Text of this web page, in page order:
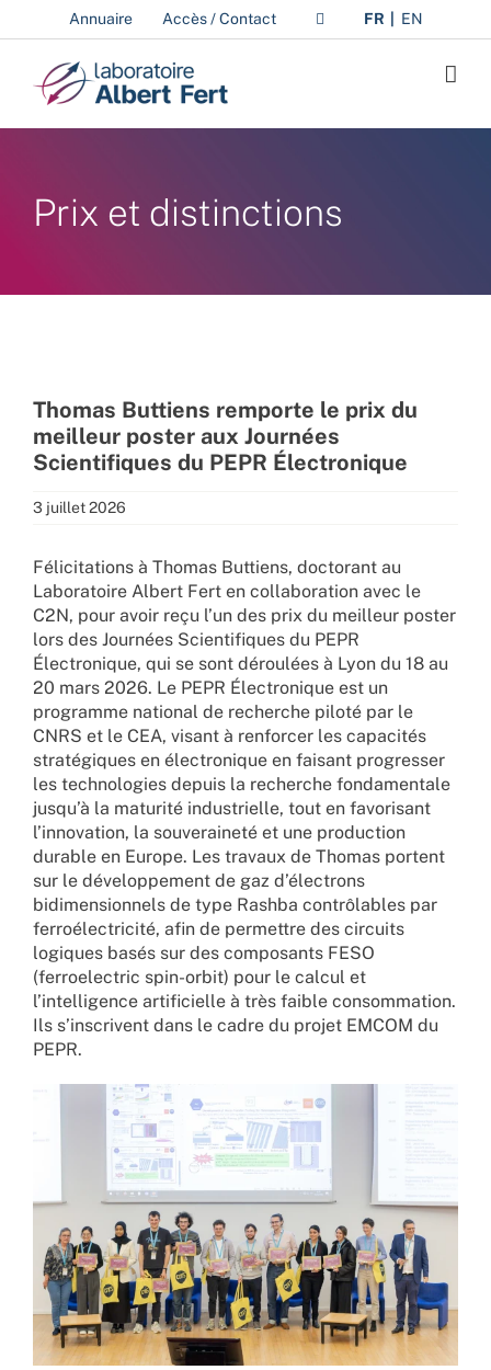
au
contenu
Annuaire Accès / Contact FR EN
Prix et distinctions
Thomas Buttiens remporte le prix du
meilleur poster aux Journées
Scientifiques du PEPR Électronique
3 juillet 2026
Félicitations à Thomas Buttiens, doctorant au
Laboratoire Albert Fert en collaboration avec le
C2N, pour avoir reçu l’un des prix du meilleur poster
lors des Journées Scientifiques du PEPR
Électronique, qui se sont déroulées à Lyon du 18 au
20 mars 2026. Le PEPR Électronique est un
programme national de recherche piloté par le
CNRS et le CEA, visant à renforcer les capacités
stratégiques en électronique en faisant progresser
les technologies depuis la recherche fondamentale
jusqu’à la maturité industrielle, tout en favorisant
l’innovation, la souveraineté et une production
durable en Europe. Les travaux de Thomas portent
sur le développement de gaz d’électrons
bidimensionnels de type Rashba contrôlables par
ferroélectricité, afin de permettre des circuits
logiques basés sur des composants FESO
(ferroelectric spin-orbit) pour le calcul et
l’intelligence artificielle à très faible consommation.
Ils s’inscrivent dans le cadre du projet EMCOM du
PEPR.